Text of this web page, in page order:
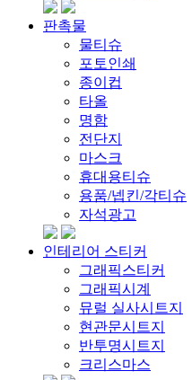
판촉물
물티슈
포토인쇄
종이컵
타올
명함
전단지
마스크
휴대용티슈
용품/넵킨/각티슈
자석광고
인테리어 스티커
그래픽스티커
그래픽시계
뮤럴 실사시트지
현관문시트지
반투명시트지
크리스마스